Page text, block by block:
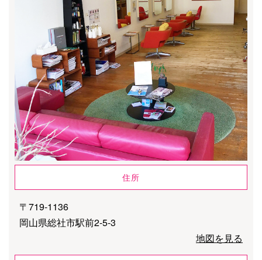
住所
〒719-1136
岡山県総社市駅前2-5-3
地図を見る